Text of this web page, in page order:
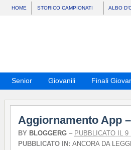
HOME STORICO CAMPIONATI ALBO
Senior Giovanili Finali
Aggiornamento App
BY BLOGGERG – PUBBLICATO IL 9
PUBBLICATO IN: ANCORA DA